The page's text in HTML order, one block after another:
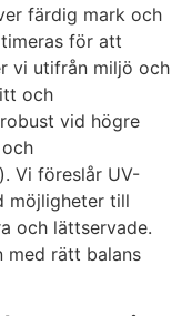
färdig mark och
för att
vi utifrån miljö och
och
vid högre
Vi föreslår UV-
möjligheter till
och lättservade.
med rätt balans